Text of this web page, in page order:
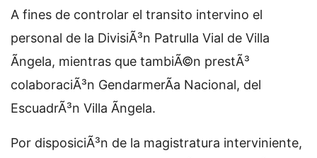
A fines de controlar el transito intervino el
personal de la DivisiÃ³n Patrulla Vial de Villa
Ãngela, mientras que tambiÃ©n prestÃ³
colaboraciÃ³n GendarmerÃ­a Nacional, del
EscuadrÃ³n Villa Ãngela.
Por disposiciÃ³n de la magistratura interviniente,